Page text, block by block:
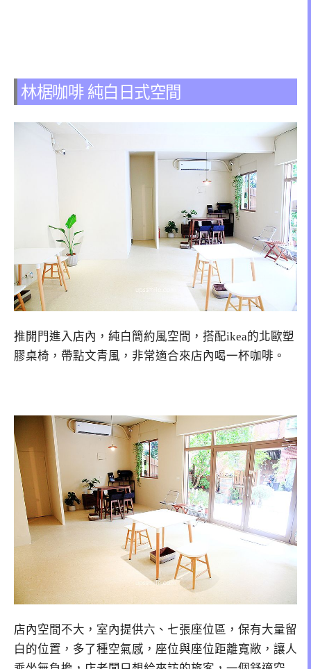
林椐咖啡 純白日式空間
推開門進入店內，純白簡約風空間，搭配ikea的北歐塑
膠桌椅，帶點文青風，非常適合來店內喝一杯咖啡。
店內空間不大，室內提供六、七張座位區，保有大量留
白的位置，多了種空氣感，座位與座位距離寬敞，讓人